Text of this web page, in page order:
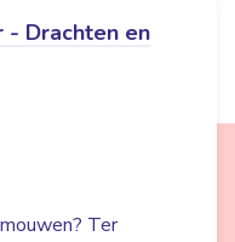
- Drachten en
Ter